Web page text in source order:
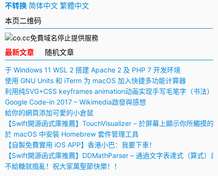
不转换 简体中文 繁體中文
本页二维码
最新文章 随机文章
于 Windows 11 WSL 2 搭建 Apache 2 及 PHP 7 开发环境
使用 GNU Units 和 iTerm 为 macOS 加入快捷多功能计算器
利用纯SVG+CSS keyframes animation动画实现手写毛笔字（书法）
Google Code-in 2017 – Wikimedia啟發與感想
給你的網頁添加可愛的小倉鼠
【Swift開源函式庫推薦】TouchVisualizer – 於屏幕上顯示你所觸摸的
於 macOS 中安裝 Homebrew 套件管理工具
【自製免費實用 iOS APP】香港小巴：我要下車！
【Swift開源函式庫推薦】DDMathParser – 通過文字表達式（算式）
不給糖就搗亂！祝大家萬聖節快樂！！